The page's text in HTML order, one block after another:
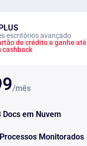
escritórios avançado
de crédito e ganhe até
cashback
/mês
Docs em Nuvem
Monitorados